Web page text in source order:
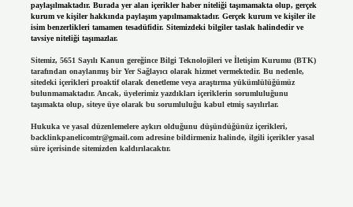
paylaşılmaktadır. Burada yer alan içerikler haber niteliği taşımamakta olup, gerçek
kurum ve kişiler hakkında paylaşım yapılmamaktadır. Gerçek kurum ve kişiler ile
isim benzerlikleri tamamen tesadüfidir. Sitemizdeki bilgiler taslak halindedir ve
tavsiye niteliği taşımazlar.
Sitemiz, 5651 Sayılı Kanun gereğince Bilgi Teknolojileri ve İletişim Kurumu (BTK)
tarafından onaylanmış bir Yer Sağlayıcı olarak hizmet vermektedir. Bu nedenle,
sitedeki içerikleri proaktif olarak denetleme veya araştırma yükümlülüğümüz
bulunmamaktadır. Ancak, üyelerimiz yazdıkları içeriklerin sorumluluğunu
taşımakta olup, siteye üye olarak bu sorumluluğu kabul etmiş sayılırlar.
Hukuka ve yasal düzenlemelere aykırı olduğunu düşündüğünüz içerikleri,
backlinkpanelicomtr@gmail.comadresine bildirmeniz halinde, ilgili içerikler yasal
süre içerisinde sitemizden kaldırılacaktır.